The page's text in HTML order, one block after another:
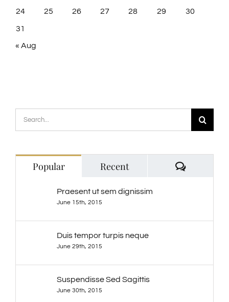
24 25 26 27 28 29 30
31
« Aug
Search
for:
Popular Recent
Praesent ut sem dignissim
June 15th, 2015
Duis tempor turpis neque
June 29th, 2015
Suspendisse Sed Sagittis
June 30th, 2015